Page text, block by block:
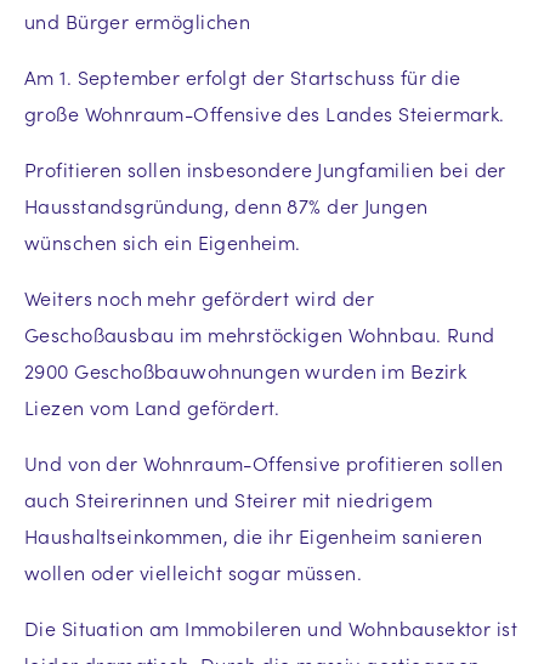
und Bürger ermöglichen
Am 1. September erfolgt der Startschuss für die
große Wohnraum-Offensive des Landes Steiermark.
Profitieren sollen insbesondere Jungfamilien bei der
Hausstandsgründung, denn 87% der Jungen
wünschen sich ein Eigenheim.
Weiters noch mehr gefördert wird der
Geschoßausbau im mehrstöckigen Wohnbau. Rund
2900 Geschoßbauwohnungen wurden im Bezirk
Liezen vom Land gefördert.
Und von der Wohnraum-Offensive profitieren sollen
auch Steirerinnen und Steirer mit niedrigem
Haushaltseinkommen, die ihr Eigenheim sanieren
wollen oder vielleicht sogar müssen.
Die Situation am Immobileren und Wohnbausektor ist